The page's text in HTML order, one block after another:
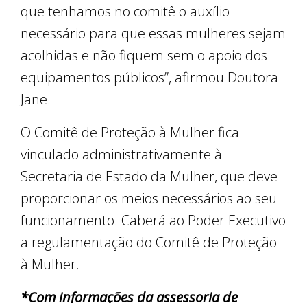
que tenhamos no comitê o auxílio
necessário para que essas mulheres sejam
acolhidas e não fiquem sem o apoio dos
equipamentos públicos”, afirmou Doutora
Jane.
O Comitê de Proteção à Mulher fica
vinculado administrativamente à
Secretaria de Estado da Mulher, que deve
proporcionar os meios necessários ao seu
funcionamento. Caberá ao Poder Executivo
a regulamentação do Comitê de Proteção
à Mulher.
*Com informações da assessoria de